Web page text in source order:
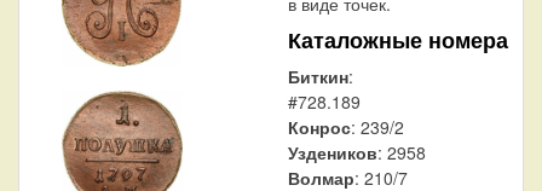
Каталожные номера
Биткин:
#728.189
Конрос: 239/2
Уздеников: 2958
Волмар: 210/7